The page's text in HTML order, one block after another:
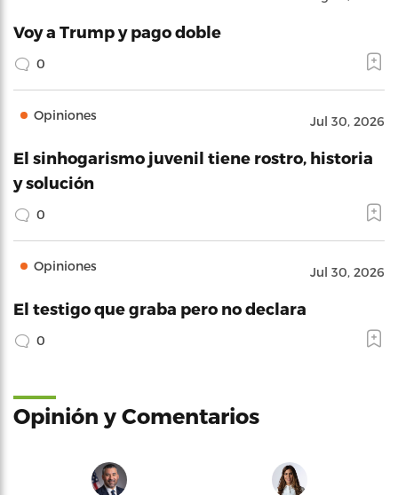
Voy a Trump y pago doble
0
Opiniones Jul 30, 2026
El sinhogarismo juvenil tiene rostro, historia
y solución
0
Opiniones Jul 30, 2026
El testigo que graba pero no declara
0
Opinión y Comentarios